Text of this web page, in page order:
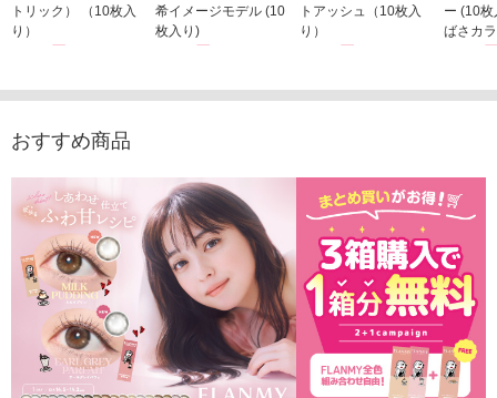
トリック） （10枚入
り）
希イメージモデル (10
枚入り)
トアッシュ（10枚入
り）
ー (10
ばさカ
おすすめ商品